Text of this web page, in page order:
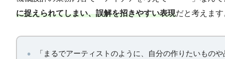
に捉えられてしまい、誤解を招きやすい表現だと考えます
「まるでアーティストのように、自分の作りたいもの